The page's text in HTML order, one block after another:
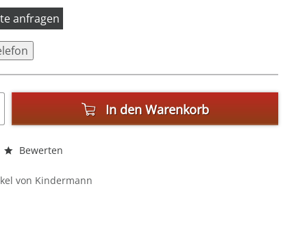
anfragen
In den Warenkorb
Bewerten
von Kindermann